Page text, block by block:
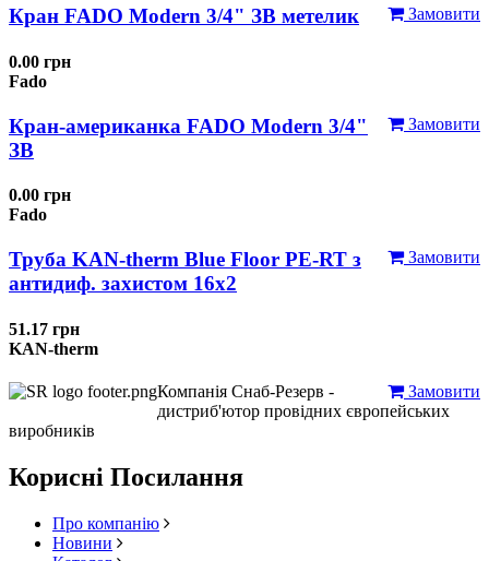
Замовити
Кран FADO Modern 3/4" ЗВ метелик
0.00 грн
Fado
Замовити
Кран-американка FADO Modern 3/4"
ЗВ
0.00 грн
Fado
Замовити
Труба KAN-therm Blue Floor PE-RT з
антидиф. захистом 16х2
51.17 грн
KAN-therm
Замовити
Компанія Снаб-Резерв -
дистриб'ютор провідних європейських
виробників
Корисні Посилання
Про компанію
Новини